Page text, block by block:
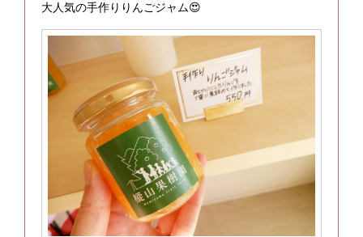
大人気の手作りりんごジャム😍